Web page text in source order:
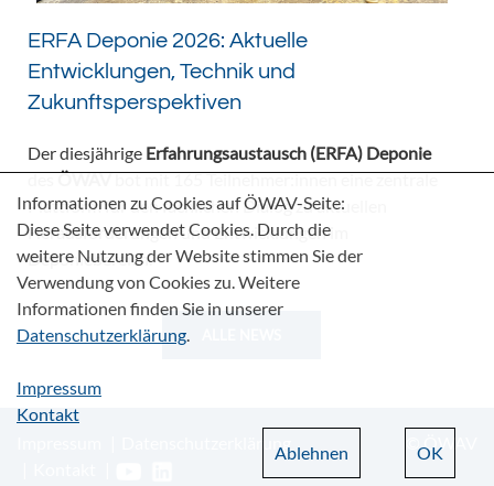
ERFA Deponie 2026: Aktuelle
Entwicklungen, Technik und
Zukunftsperspektiven
Der diesjährige Erfahrungsaustausch (ERFA) Deponie
desÖWAVbot mit 165 Teilnehmer:innen eine zentrale
Plattform für den fachlichen Dialog zu aktuellen
Herausforderungen und Entwicklungen im
Deponiebereich.
Datenschutzerklärung
© ÖWAV
Informationen zu Cookies auf ÖWAV-Seite:
Diese Seite verwendet Cookies. Durch die
weitere Nutzung der Website stimmen Sie der
Verwendung von Cookies zu. Weitere
Informationen finden Sie in unserer
Datenschutzerklärung.
Impressum
Kontakt
OK
Ablehnen